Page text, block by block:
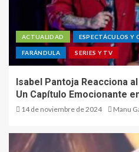
ACTUALIDAD ESPECTÁCULOS Y
FARÁNDULA SERIES Y TV
Isabel Pantoja Reacciona
Un Capítulo Emocionante
14 de noviembre de 2024 Manu